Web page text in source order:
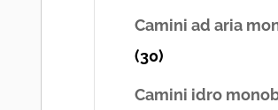
Camini ad aria
(30)
Camini idro